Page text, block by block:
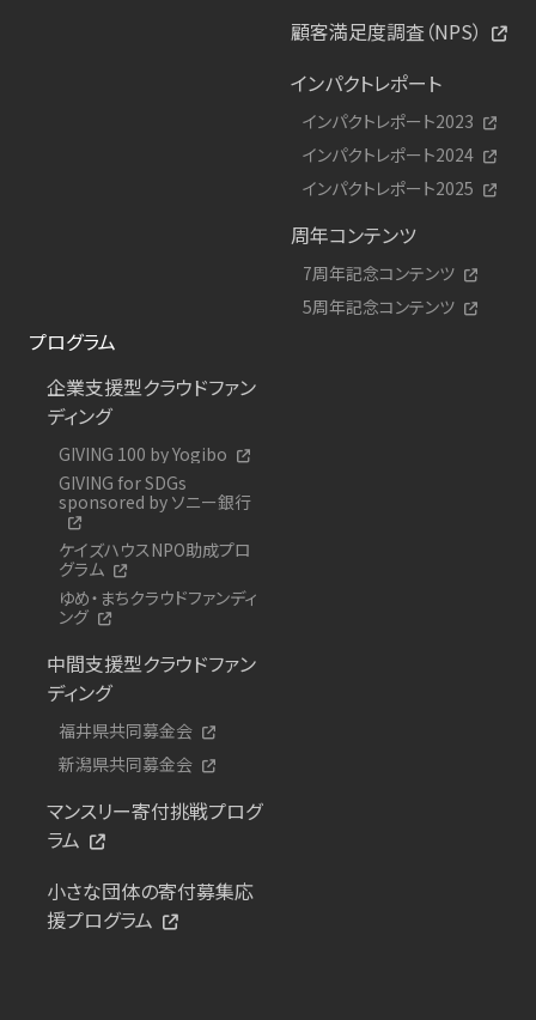
顧客満足度調査（NPS）
インパクトレポート
インパクトレポート2023
インパクトレポート2024
インパクトレポート2025
周年コンテンツ
7周年記念コンテンツ
5周年記念コンテンツ
プログラム
企業支援型クラウドファン
ディング
GIVING 100 by Yogibo
GIVING for SDGs
sponsored by ソニー銀行
ケイズハウスNPO助成プロ
グラム
ゆめ・まちクラウドファンディ
ング
中間支援型クラウドファン
ディング
福井県共同募金会
新潟県共同募金会
マンスリー寄付挑戦プログ
ラム
小さな団体の寄付募集応
援プログラム